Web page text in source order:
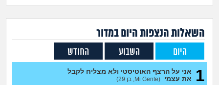
זוגיות
הורות ומשפחה
מתבגרים
חיפוש שאלות
הרשמה השאלות הנצפות היוםבמדור
היום השבוע החודש
1
אני על הרצף האוטיסטי ולא מצליח לקבל
את עצמי (Mi Gente, בן 29)